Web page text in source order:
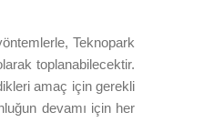
Teknopark
toplanabilecektir.
amaç için gerekli
devamı için her